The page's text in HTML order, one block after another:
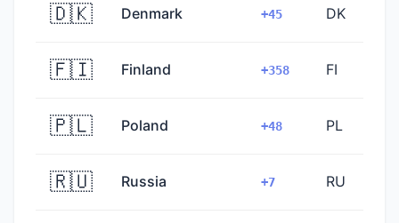
🇩🇰 Denmark +45 DK
🇫🇮 Finland +358 FI
🇵🇱 Poland +48 PL
🇷🇺 Russia +7 RU